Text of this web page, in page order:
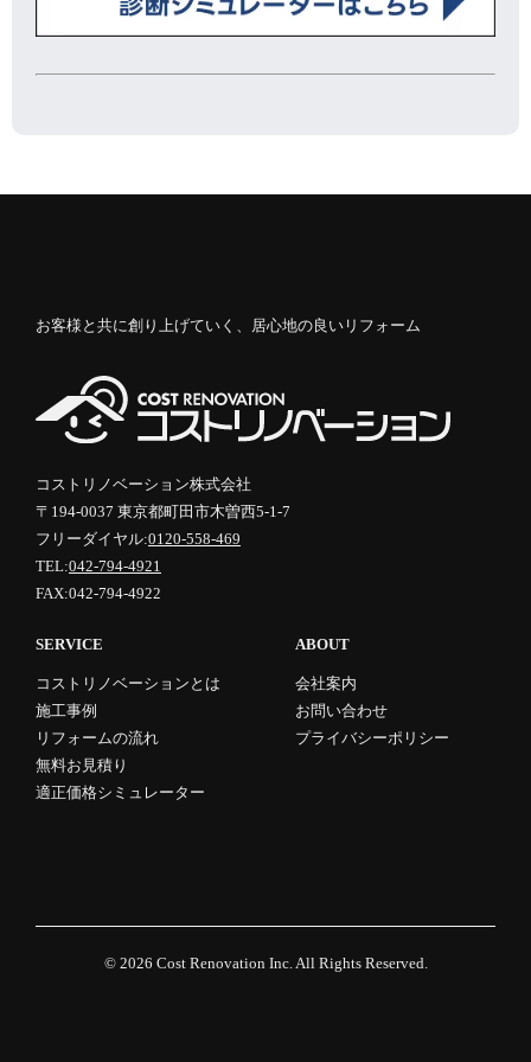
お客様と共に創り上げていく、居心地の良いリフォーム
コストリノベーション株式会社
〒194-0037 東京都町田市木曽西5-1-7
フリーダイヤル:0120-558-469
TEL:042-794-4921
FAX:042-794-4922
SERVICE
コストリノベーションとは
施工事例
リフォームの流れ
無料お見積り
適正価格シミュレーター
ABOUT
会社案内
お問い合わせ
プライバシーポリシー
© 2026 Cost Renovation Inc.All Rights Reserved.